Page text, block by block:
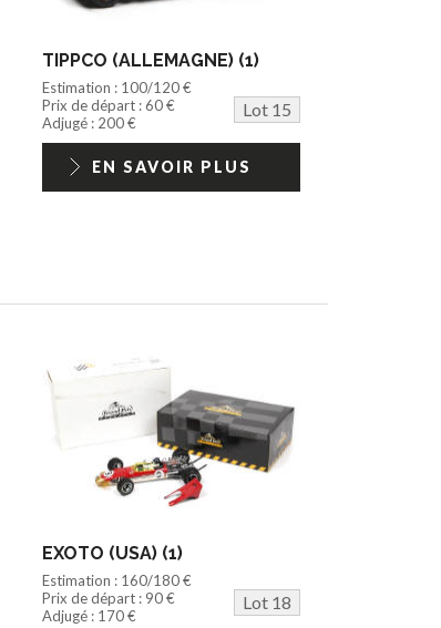
TIPPCO (ALLEMAGNE) (1)
Estimation : 100/120 €
Prix de départ : 60 €
Lot 15
Adjugé : 200 €
EN SAVOIR PLUS
EXOTO (USA) (1)
Estimation : 160/180 €
Prix de départ : 90 €
Lot 18
Adjugé : 170 €